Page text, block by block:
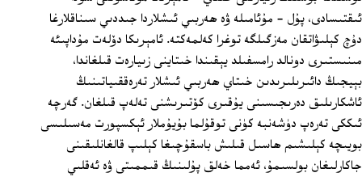
ئىقتىسادى، پۇل - مۇئامىلە ۋە ھەربىي ئىشلاردا جىددىي سىناقلارغا
دۇچ كېلىۋاتقان مەزگىلگە توغرا كەلمەكتە. ئامېرىكا دۆلەت مۇداپىئە
مىنىستىرى دونالد رامسفىلد يېقىندا خىتاينى زىيارەت قىلغاندا،
بېيجىڭ دائىرىلىرىدىن خىتاي ھەربىي ئىشلار تەرەققىياتىنىڭ
ئاشكارىلىق دەرىجىسىنى يۇقىرى كۆتىرىشنى تەلەپ قىلغان. گەرچە
ئىككى تەرەپ دۈشەنبە كۈنى توقۇلما بۇيۇملار ئېكسپورت مەسىلىسى
بويىچە كېلىشىم ھاسىل قىلىش باسقۇچىغا كېلىپ قالغانلىقىنى
جاكارلىغان بولسىمۇ، ئەمما خەلق پۇلىنىڭ قىممىتى ۋە ئەقلىي